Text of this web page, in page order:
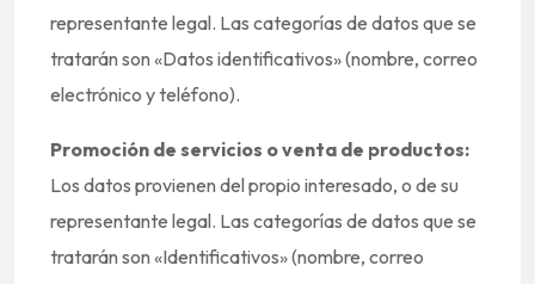
representante legal. Las categorías de datos que se
tratarán son «Datos identificativos» (nombre, correo
electrónico y teléfono).
Promoción de servicios o venta de productos:
Los datos provienen del propio interesado, o de su
representante legal. Las categorías de datos que se
tratarán son «Identificativos» (nombre, correo